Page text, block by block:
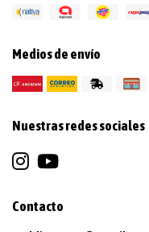
Medios de envío
Nuestras redes sociales
Contacto